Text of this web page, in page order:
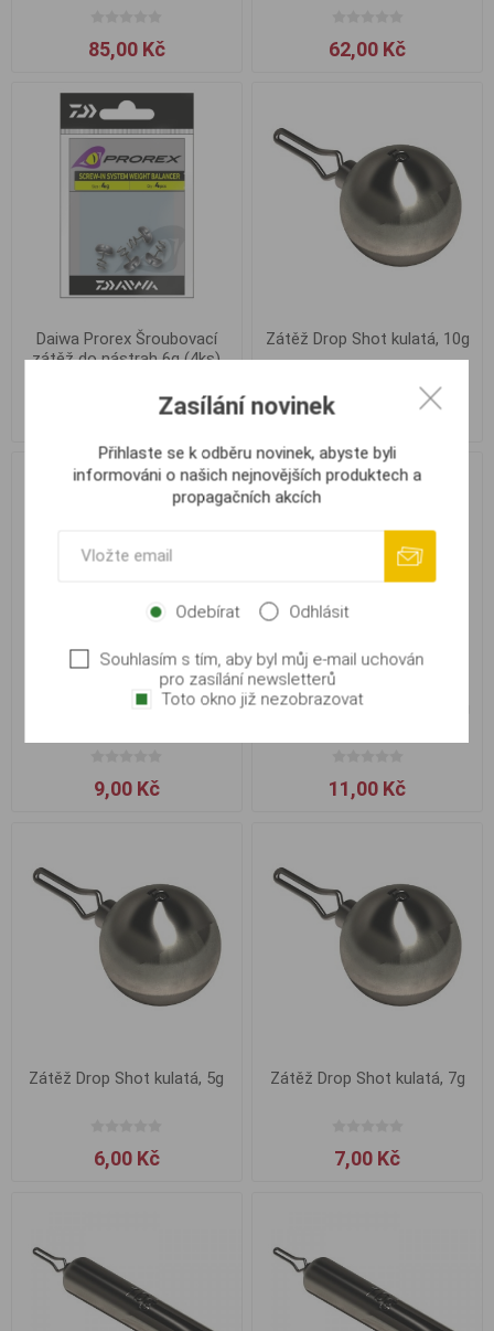
85,00 Kč 62,00 Kč
Daiwa Prorex Šroubovací
zátěž do nástrah 6g (4ks)
85,00 Kč
Zátěž Drop Shot kulatá, 10g
9,00 Kč
Zátěž Drop Shot kulatá, 15g
9,00 Kč
Zátěž Drop Shot kulatá, 20g
11,00 Kč
Zátěž Drop Shot kulatá, 5g
6,00 Kč
Zátěž Drop Shot kulatá, 7g
7,00 Kč
Zasílání novinek
Přihlaste se k odběru novinek, abyste byli
informováni o našich nejnovějších produktech a
propagačních akcích
Odebírat Odhlásit
Souhlasím s tím, aby byl můj e-mail uchován
pro zasílání newsletterů
Toto okno již nezobrazovat